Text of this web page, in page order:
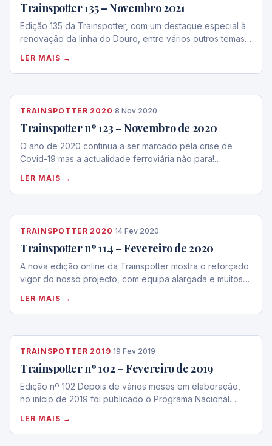
Trainspotter 135 – Novembro 2021
Edição 135 da Trainspotter, com um destaque especial à
renovação da linha do Douro, entre vários outros temas…
LER MAIS →
TRAINSPOTTER 2020 ·8 Nov 2020
Trainspotter nº 123 – Novembro de 2020
O ano de 2020 continua a ser marcado pela crise de
Covid-19 mas a actualidade ferroviária não para!…
LER MAIS →
TRAINSPOTTER 2020 ·14 Fev 2020
Trainspotter nº 114 – Fevereiro de 2020
A nova edição online da Trainspotter mostra o reforçado
vigor do nosso projecto, com equipa alargada e muitos…
LER MAIS →
TRAINSPOTTER 2019·19 Fev 2019
Trainspotter nº 102 – Fevereiro de 2019
Edição nº 102 Depois de vários meses em elaboração,
no início de 2019 foi publicado o Programa Nacional…
LER MAIS →